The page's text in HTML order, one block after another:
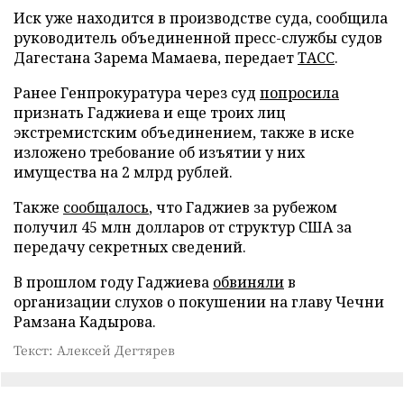
Иск уже находится в производстве суда, сообщила
руководитель объединенной пресс-службы судов
Дагестана Зарема Мамаева, передаетТАСС.
Ранее Генпрокуратура через суд попросила
признать Гаджиева и еще троих лиц
экстремистским объединением, также в иске
изложено требование об изъятии у них
имущества на 2 млрд рублей.
Также сообщалось, что Гаджиев за рубежом
получил 45 млн долларов от структур США за
передачу секретных сведений.
В прошлом году Гаджиева обвинялив
организации слухов о покушении на главу Чечни
Рамзана Кадырова.
Текст: Алексей Дегтярев